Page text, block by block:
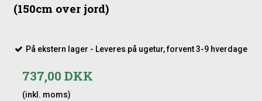
(150cm over jord)
På ekstern lager - Leveres på ugetur, forvent 3-9 hverdage
737,00 DKK
(inkl. moms)